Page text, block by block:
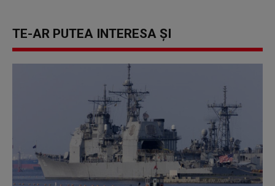
TE-AR PUTEA INTERESA ȘI